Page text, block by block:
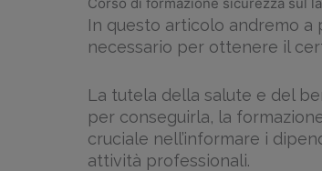
In questo articolo andremo a
necessario per ottenere il
La tutela della salute e del
per conseguirla, la
cruciale nell’informare i
attività professionali.